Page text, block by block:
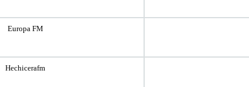
Europa FM
Hechicerafm